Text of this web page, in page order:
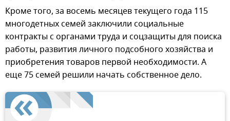
Кроме того, за восемь месяцев текущего года 115
многодетных семей заключили социальные
контракты с органами труда и соцзащиты для поиска
работы, развития личного подсобного хозяйства и
приобретения товаров первой необходимости. А
еще 75 семей решили начать собственное дело.